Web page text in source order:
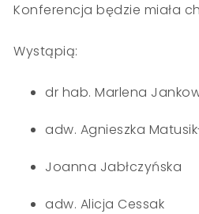
Konferencja będzie miała
Wystąpią:
dr hab. Marlena
adw. Agnieszka
Joanna Jabłczyńska
adw. Alicja Cessak